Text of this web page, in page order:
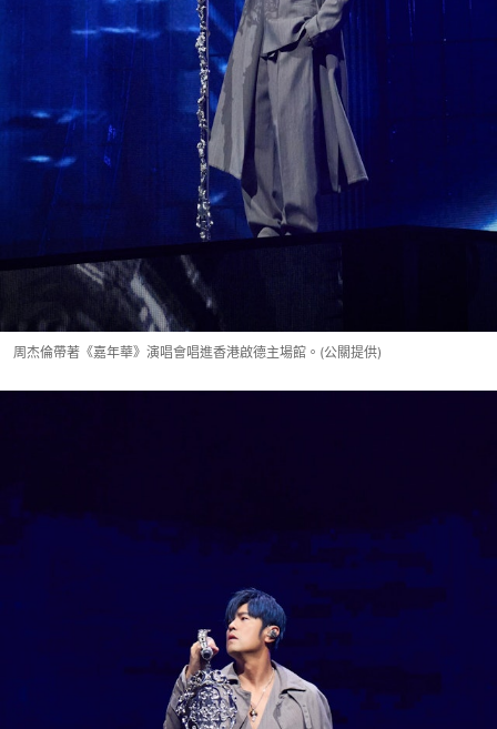
周杰倫帶著《嘉年華》演唱會唱進香港啟德主場館。(公關提供)